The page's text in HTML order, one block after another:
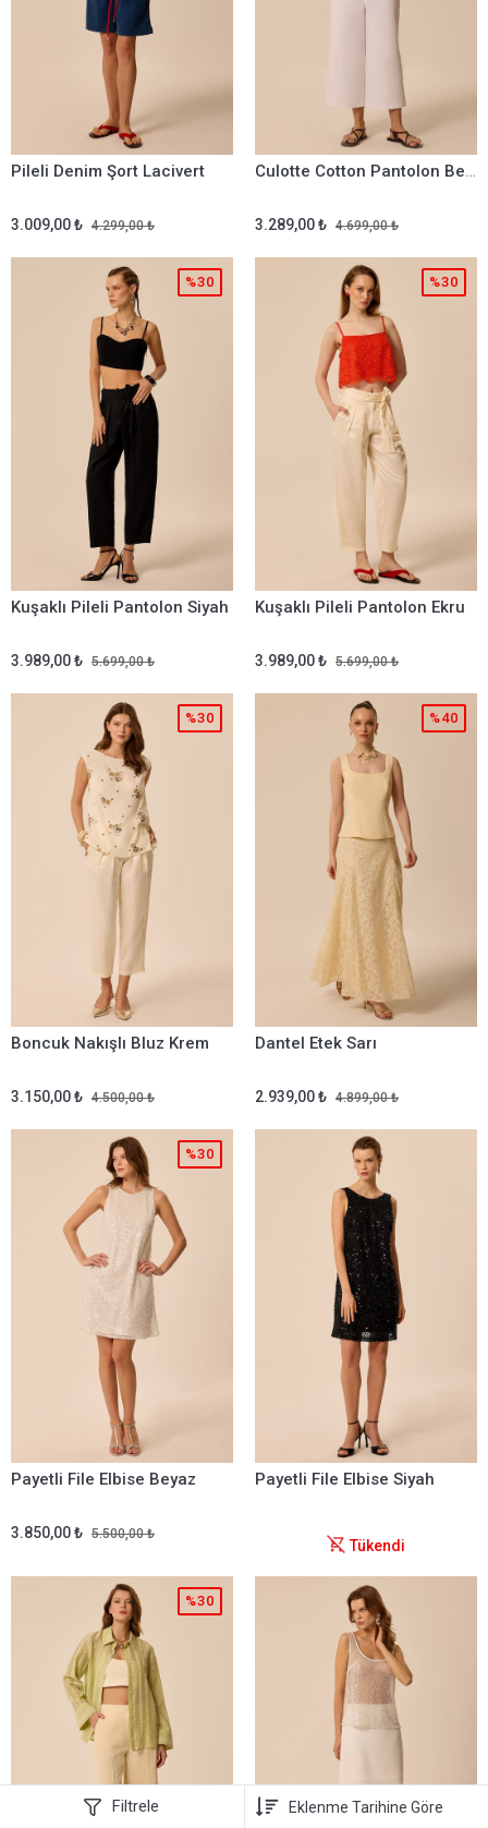
Filtrele
Pileli Denim Şort Lacivert
3.009,00 ₺ 4.299,00 ₺
Culotte Cotton Pantolon Beyaz
3.289,00 ₺ 4.699,00 ₺
Kuşaklı Pileli Pantolon Siyah
3.989,00 ₺ 5.699,00 ₺
%30
Kuşaklı Pileli Pantolon Ekru
3.989,00 ₺ 5.699,00 ₺
%30
Boncuk Nakışlı Bluz Krem
3.150,00 ₺ 4.500,00 ₺
%30
Dantel Etek Sarı
2.939,00 ₺ 4.899,00 ₺
%40
Payetli File Elbise Beyaz
3.850,00 ₺ 5.500,00 ₺
%30
Payetli File Elbise Siyah
Tükendi
%30